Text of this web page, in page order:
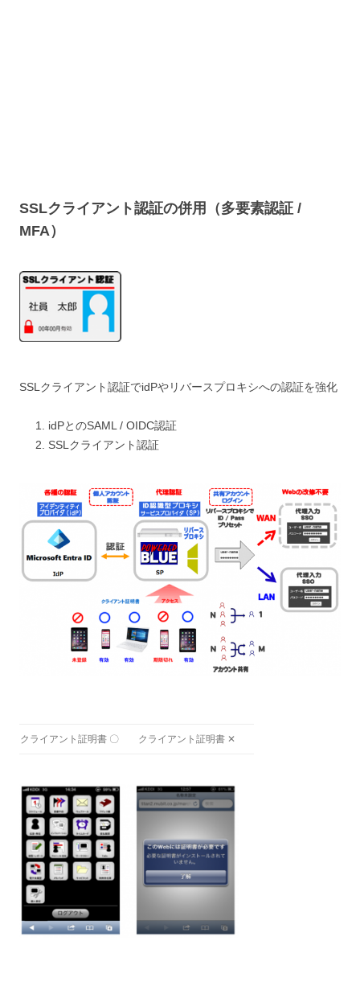
SSLクライアント認証の併用（多要素認証 /
MFA）
SSLクライアント認証でidPやリバースプロキシへの認証を強化
idPとのSAML / OIDC認証
SSLクライアント認証
クライアント証明書 〇 クライアント証明書 ✕